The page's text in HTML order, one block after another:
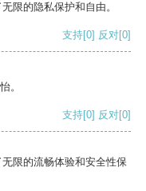
限的隐私保护和自由。
支持[0] 反对[0]
。
支持[0] 反对[0]
限的流畅体验和安全性保